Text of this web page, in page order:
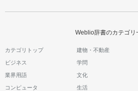
Weblio辞書のカテゴリ
カテゴリトップ 建物・不動産
ビジネス 学問
業界用語 文化
コンピュータ 生活